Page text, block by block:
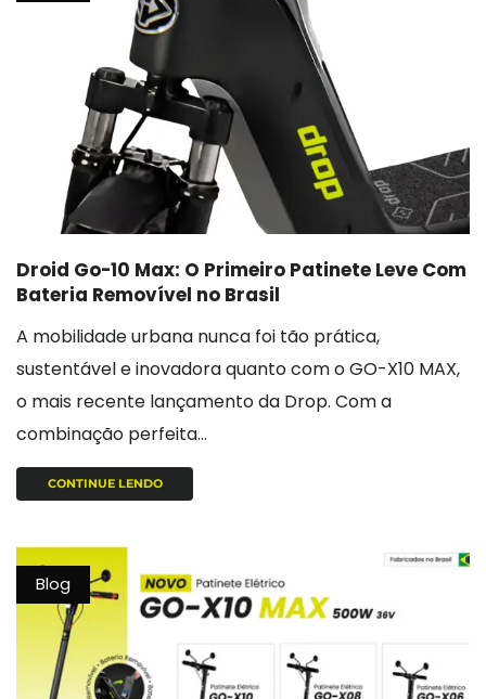
Droid Go-10 Max: O Primeiro Patinete Leve Com
Bateria Removível no Brasil
A mobilidade urbana nunca foi tão prática,
sustentável e inovadora quanto com o GO-X10 MAX,
o mais recente lançamento da Drop. Com a
combinação perfeita...
CONTINUE LENDO
Blog